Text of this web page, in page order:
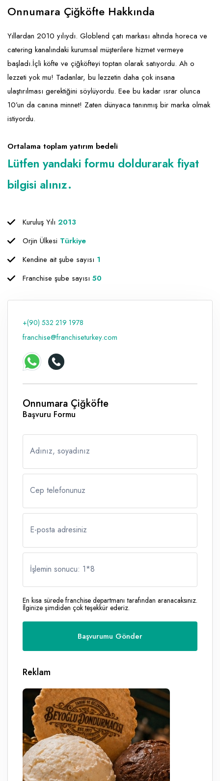
Ev Hizmetleri
Sağlık Güzellik
Turizm - Eğlence
Market FMGC - Katlı Mağaza
Mobilya ve Ev Tekstili
Oyuncak ve Hediyelik
Takı
Yapı Malzemesi - Hırdavat
Gayrimenkul
Gıda ve Sarf Malzemeleri
Güvenlik - Temizlik
Giyim - Aksesuar
Hukuk - Marka - Patent ve Tercüme
Isıtma - Soğutma ve Havalandırma
Mali Kayıt ve Denetim
Matbaa - Fotoğraf
Proje - İnşaat ve Tesisat
Raf ve Depo Sistemleri
Reklam - Tanıtım - PR ve İnternet
Seyahat - Rent A Car
Onnumara Çiğköfte Hakkında
Yıllardan 2010 yılıydı. Globlend çatı markası altında horeca ve
catering kanalındaki kurumsal müşterilere hizmet vermeye
başladı.İçli köfte ve çiğköfteyi toptan olarak satıyordu. Ah o
lezzeti yok mu! Tadanlar, bu lezzetin daha çok insana
ulaştırılması gerektiğini söylüyordu. Eee bu kadar ısrar olunca
10’un da canına minnet! Zaten dünyaca tanınmış bir marka olmak
istiyordu.
Ortalama toplam yatırım bedeli
Lütfen yandaki formu doldurarak fiyat
bilgisi alınız.
Kuruluş Yılı 2013
Orjin Ülkesi Türkiye
Kendine ait şube sayısı 1
Franchise şube sayısı 50
+(90) 532 219 1978
franchise@franchiseturkey.com
Onnumara Çiğköfte
Başvuru Formu
Adınız, soyadınız
Cep telefonunuz
E-posta adresiniz
İşlemin sonucu: 1*8
En kısa sürede franchise departmanı tarafından aranacaksınız.
İlginize şimdiden çok teşekkür ederiz.
Reklam